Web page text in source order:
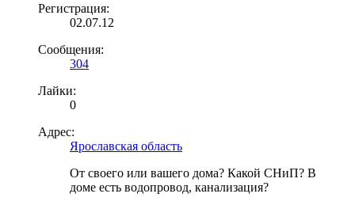
Регистрация:
02.07.12
Сообщения:
304
Лайки:
0
Адрес:
Ярославская область
От своего или вашего дома? Какой СНиП? В
доме есть водопровод, канализация?